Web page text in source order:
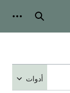
بحث أدوات